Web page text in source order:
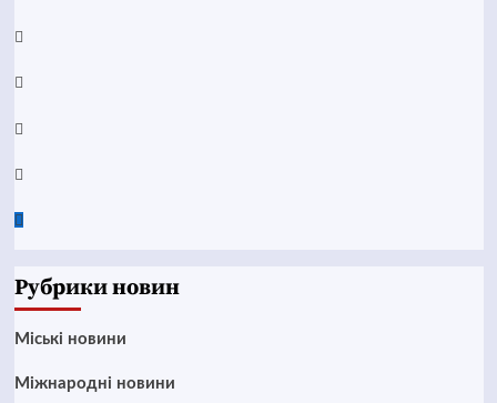
YouTube
Telegram
Instagram
Twitter
Google
Рубрики новин
Mіські новини
Міжнародні новини